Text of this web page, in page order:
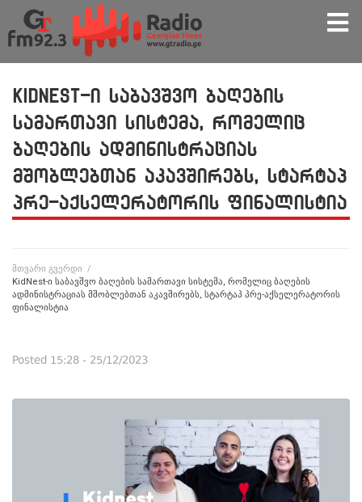
KidNest-ი საბავშვო ბაღების
სამართავი სისტემა, რომელიც
ბაღების ადმინისტრაციას
მშობლებთან აკავშირებს, სტარტაპ
პრე-აქსელერატორის ფინალისტია
მთვარი გვერდი /
KidNest-ი საბავშვო ბაღების სამართავი სისტემა, რომელიც ბაღების
ადმინისტრაციას მშობლებთან აკავშირებს, სტარტაპ პრე-აქსელერატორის
ფინალისტია
Posted 15:28 - 25/12/2023